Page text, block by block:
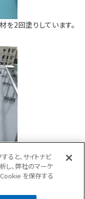
を2回塗りしています。
た。
になりました。
ると、サイトナビ
し、弊社のマーケ
を保存する